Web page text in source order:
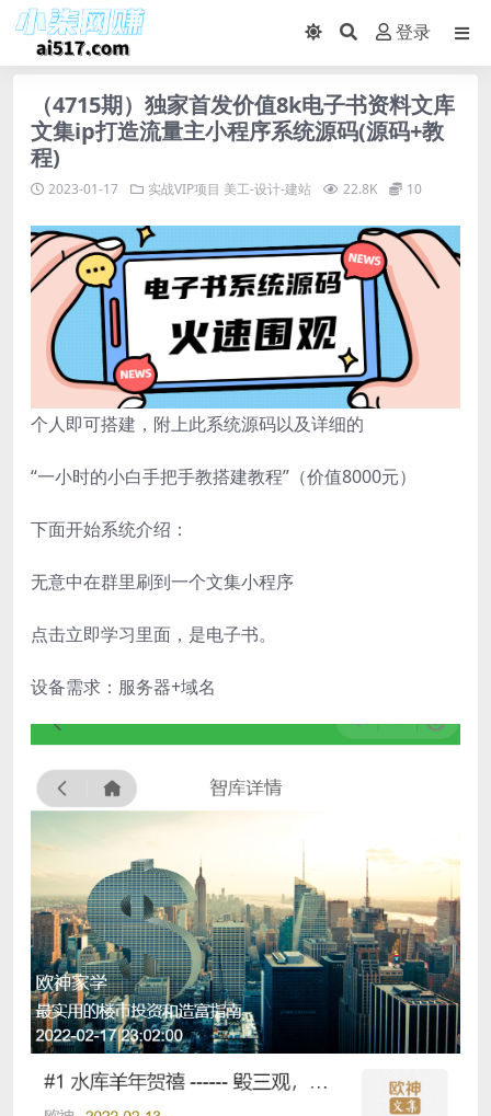
登录
（4715期）独家首发价值8k电子书资料文库
文集ip打造流量主小程序系统源码(源码+教
程)
2023-01-17 实战VIP项目 美工-设计-建站 22.8K 10
个人即可搭建，附上此系统源码以及详细的
“一小时的小白手把手教搭建教程”（价值8000元）
下面开始系统介绍：
无意中在群里刷到一个文集小程序
点击立即学习里面，是电子书。
设备需求：服务器+域名